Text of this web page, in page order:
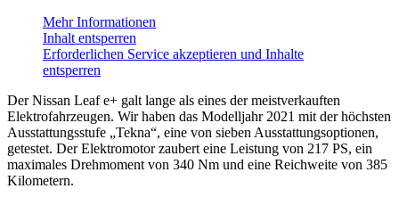
Mehr Informationen
Inhalt entsperren
Erforderlichen Service akzeptieren und Inhalte
entsperren
Der Nissan Leaf e+ galt lange als eines der meistverkauften
Elektrofahrzeugen. Wir haben das Modelljahr 2021 mit der höchsten
Ausstattungsstufe „Tekna“, eine von sieben Ausstattungsoptionen,
getestet. Der Elektromotor zaubert eine Leistung von 217 PS, ein
maximales Drehmoment von 340 Nm und eine Reichweite von 385
Kilometern.